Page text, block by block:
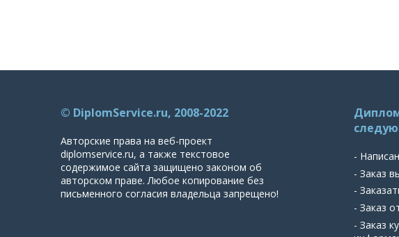
© DiplomService.ru, 2008-2022
Авторские права на веб-проект
diplomservice.ru, а также текстовое
содержимое сайта защищено законом об
авторском праве. Любое копирование без
письменного согласия владельца запрещено!
-
- Заказ
-
- Заказ
- Заказ